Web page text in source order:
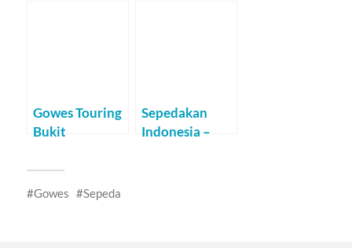
Gowes Touring
Bukit
(Malang)
Sepedakan
Indonesia –
Gowes Sepeda